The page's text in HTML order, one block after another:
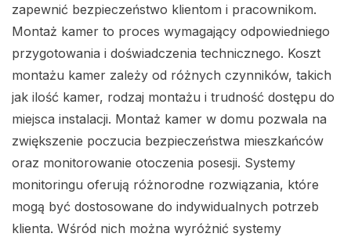
zapewnić bezpieczeństwo klientom i pracownikom.
Montaż kamer to proces wymagający odpowiedniego
przygotowania i doświadczenia technicznego. Koszt
montażu kamer zależy od różnych czynników, takich
jak ilość kamer, rodzaj montażu i trudność dostępu do
miejsca instalacji. Montaż kamer w domu pozwala na
zwiększenie poczucia bezpieczeństwa mieszkańców
oraz monitorowanie otoczenia posesji. Systemy
monitoringu oferują różnorodne rozwiązania, które
mogą być dostosowane do indywidualnych potrzeb
klienta. Wśród nich można wyróżnić systemy